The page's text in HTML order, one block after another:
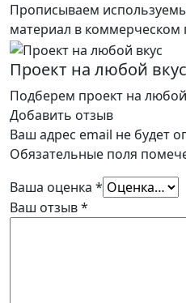
Прописываем
материал в коммерческом
Проект на любой вкус
Подберем проект на
Добавить отзыв
Ваш адрес email не будет
Обязательные поля
Ваша оценка *
Ваш отзыв*